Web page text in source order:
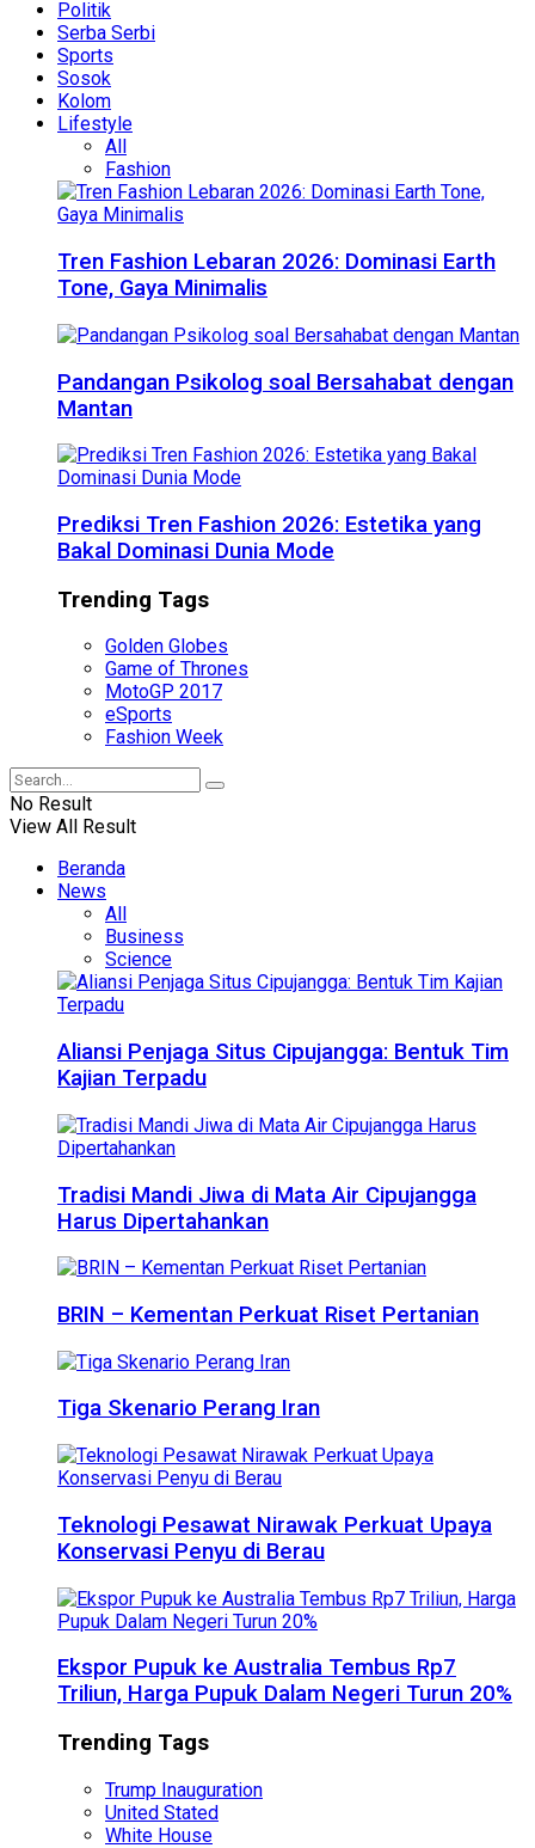
Politik
Serba Serbi
Sports
Sosok
Kolom
Lifestyle
All
Fashion
Tren Fashion Lebaran 2026: Dominasi Earth
Tone, Gaya Minimalis
Pandangan Psikolog soal Bersahabat dengan
Mantan
Prediksi Tren Fashion 2026: Estetika yang
Bakal Dominasi Dunia Mode
Trending Tags
Golden Globes
Game of Thrones
MotoGP 2017
eSports
Fashion Week
No Result
View All Result
Beranda
News
All
Business
Science
Aliansi Penjaga Situs Cipujangga: Bentuk Tim
Kajian Terpadu
Tradisi Mandi Jiwa di Mata Air Cipujangga
Harus Dipertahankan
BRIN – Kementan Perkuat Riset Pertanian
Tiga Skenario Perang Iran
Teknologi Pesawat Nirawak Perkuat Upaya
Konservasi Penyu di Berau
Ekspor Pupuk ke Australia Tembus Rp7
Triliun, Harga Pupuk Dalam Negeri Turun 20%
Trending Tags
Trump Inauguration
United Stated
White House